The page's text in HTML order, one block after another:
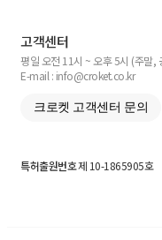
고객센터
평일 오전 11시 ~ 오후 5시 (주말,
E-mail : info@croket.co.kr
크로켓 고객센터 문의
특허출원번호제 10-1865905호